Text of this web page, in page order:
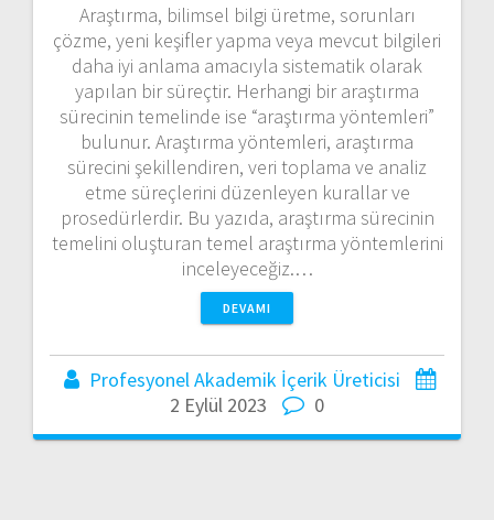
Araştırma, bilimsel bilgi üretme, sorunları
çözme, yeni keşifler yapma veya mevcut bilgileri
daha iyi anlama amacıyla sistematik olarak
yapılan bir süreçtir. Herhangi bir araştırma
sürecinin temelinde ise “araştırma yöntemleri”
bulunur. Araştırma yöntemleri, araştırma
sürecini şekillendiren, veri toplama ve analiz
etme süreçlerini düzenleyen kurallar ve
prosedürlerdir. Bu yazıda, araştırma sürecinin
temelini oluşturan temel araştırma yöntemlerini
inceleyeceğiz.…
DEVAMI
Profesyonel Akademik İçerik Üreticisi
2 Eylül 2023
0